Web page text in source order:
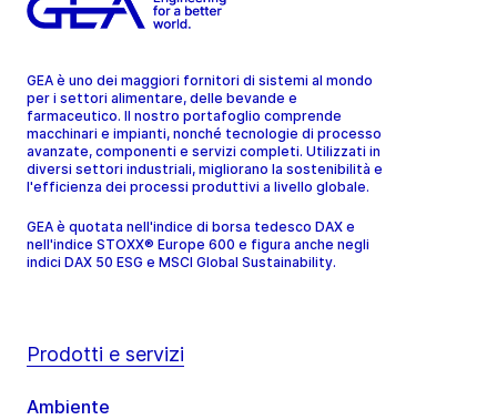
GEA è uno dei maggiori fornitori di sistemi al mondo
per i settori alimentare, delle bevande e
farmaceutico. Il nostro portafoglio comprende
macchinari e impianti, nonché tecnologie di processo
avanzate, componenti e servizi completi. Utilizzati in
diversi settori industriali, migliorano la sostenibilità e
l'efficienza dei processi produttivi a livello globale.
GEA è quotata nell'indice di borsa tedesco DAX e
nell'indice STOXX® Europe 600 e figura anche negli
indici DAX 50 ESG e MSCI Global Sustainability.
Prodotti e servizi
Ambiente